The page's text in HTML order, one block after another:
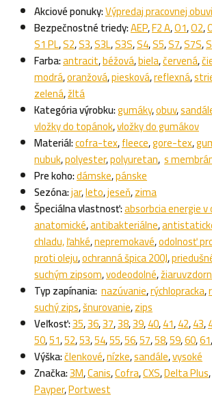
Akciové ponuky:Výpredaj pracovnej obuvi
Bezpečnostné triedy:AEP,F2 A,O1,O2,
S1 PL,S2,S3,S3L,S3S,S4,S5,S7,S7S,
Farba:antracit,béžová,biela,červená,
modrá,oranžová,piesková,reflexná,
zelená,žltá
Kategória výrobku:gumáky,obuv,
vložky do topánok,vložky do gumákov
Materiál:cofra-tex,fleece,gore-tex,
nubuk,polyester,polyuretan, s
Pre koho:dámske,pánske
Sezóna:jar,leto,jeseň,zima
Špeciálna vlastnosť:absorbcia energie
anatomické,antibakteriálne,
chladu,ľahké,nepremokavé,odolnosť
proti oleju,ochranná špica 200J,
suchým zipsom,vodeodolné,
Typ zapínania: nazúvanie,rýchlopracka,
suchý zips,šnurovanie,zips
Veľkosť:35,36,37,38,39,40,41,42,43,
50,51,52,53,54,55,56,57,58,59,60,61,
Výška:členkové,nízke,sandále,vysoké
Značka:3M,Canis,Cofra,CXS,Delta Plus,
Payper,Portwest